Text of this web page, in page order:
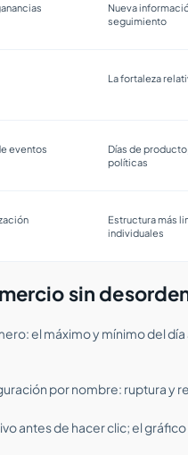
Nueva
seguimiento
La fortaleza
eventos
Días de
políticas
Estructura más
individuales
sin
el máximo y mínimo del
por nombre: ruptura y
antes de hacer clic; el